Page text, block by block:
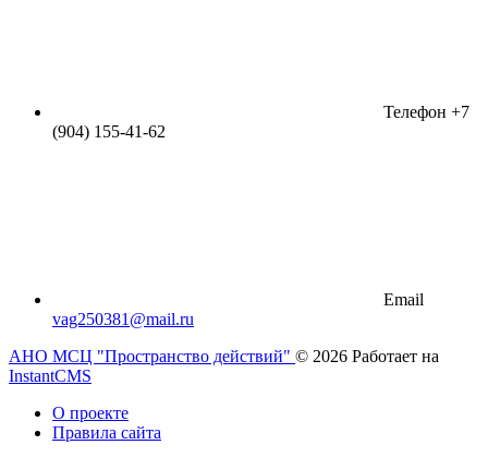
Телефон +7
(904) 155-41-62
Email
vag250381@mail.ru
АНО МСЦ "Пространство действий" © 2026 Работает на
InstantCMS
О проекте
Правила сайта